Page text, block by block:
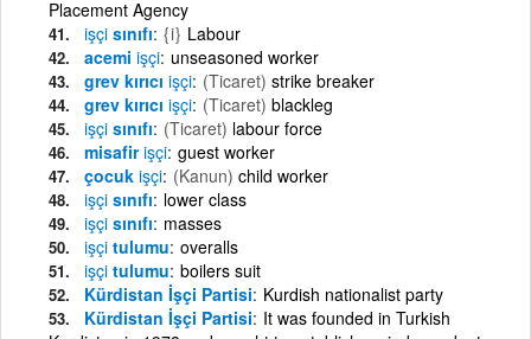
Placement Agency
işçi sınıfı {i} Labour
acemi işçi unseasoned worker
grev kırıcı işçi (Ticaret) strike breaker
grev kırıcı işçi (Ticaret) blackleg
işçi sınıfı (Ticaret) labour force
misafirişçi guest worker
çocuk işçi (Kanun) child worker
işçi sınıfı lower class
işçi sınıfı masses
işçi tulumu overalls
işçi tulumu boilers suit
Kürdistan İşçi Partisi Kurdish nationalist party
Kürdistan İşçi Partisi It was founded in Turkish